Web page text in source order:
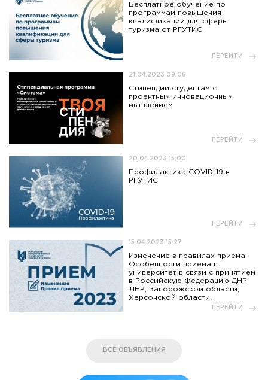
Бесплатное обучение по
программам повышения
квалификации для сферы
туризма от РГУТИС
ПЕРЕЙТИ
21.04.2023 09:06
Стипендии студентам с
проектным инновационным
мышлением
ПЕРЕЙТИ
20.04.2023 15:00
Профилактика COVID-19 в
РГУТИС
ПЕРЕЙТИ
15.04.2023 15:27
Изменение в правилах приема:
Особенности приема в
университет в связи с принятием
в Российскую Федерацию ДНР,
ЛНР, Запорожской области,
Херсонской области.
ПЕРЕЙТИ
ВСЕ ОБЪЯВЛЕНИЯ